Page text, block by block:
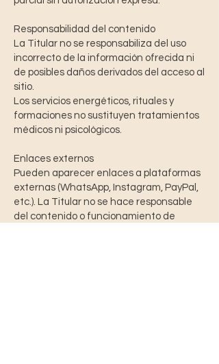
Responsabilidad del contenido
La Titular no se responsabiliza del uso
incorrecto de la información ofrecida ni
de posibles daños derivados del acceso al
sitio.
Los servicios energéticos, rituales y
formaciones no sustituyen tratamientos
médicos ni psicológicos.
Enlaces externos
Pueden aparecer enlaces a plataformas
externas (WhatsApp, Instagram, PayPal,
etc.). La Titular no se hace responsable
del contenido o funcionamiento de